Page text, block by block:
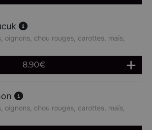
oignons, chou rouges, carottes, maïs,
8.90€
oignons, chou rouges, carottes, maïs,